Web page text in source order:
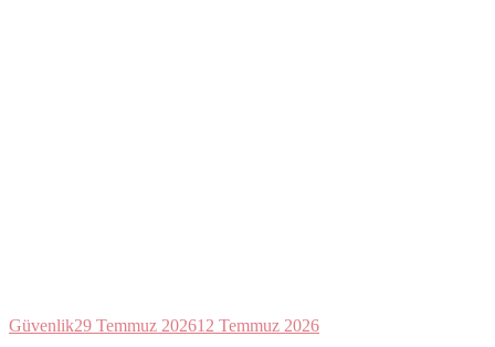
Güvenlik29 Temmuz 202612 Temmuz 2026